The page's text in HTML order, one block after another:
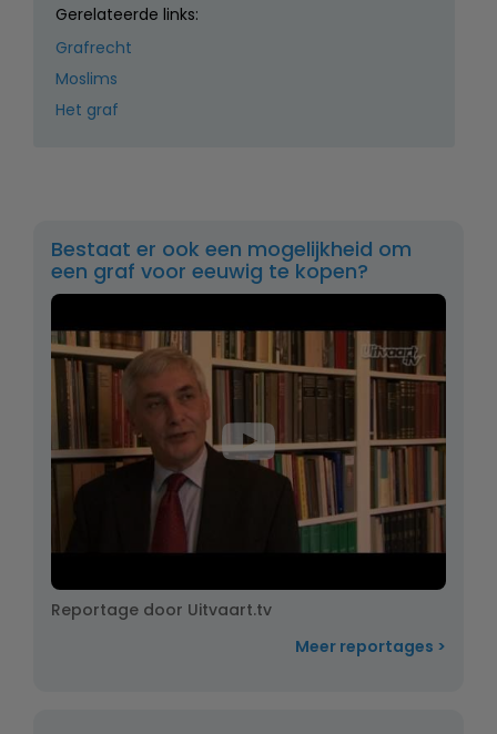
Gerelateerde links:
Grafrecht
Moslims
Het graf
Bestaat er ook een mogelijkheid om
een graf voor eeuwig te kopen?
Reportage door Uitvaart.tv
Meer reportages